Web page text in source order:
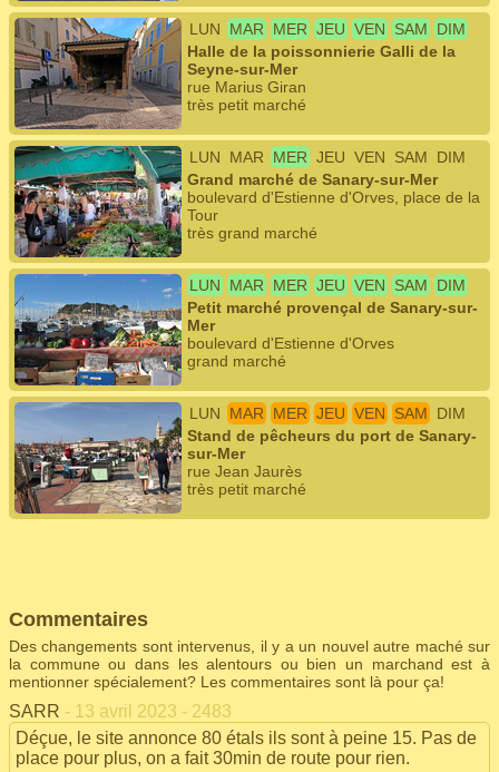
LUN MAR MER JEU VEN SAM
DIM
Halle de la poissonnierie Galli de la
Seyne-sur-Mer
rue Marius Giran
très petit marché
LUN MAR MER JEU VEN SAM
DIM
Grand marché de Sanary-sur-Mer
boulevard d'Estienne d'Orves, place de la
Tour
très grand marché
LUN MAR MER JEU VEN SAM
DIM
Petit marché provençal de Sanary-sur-
Mer
boulevard d'Estienne d'Orves
grand marché
LUN MAR MER JEU VEN SAM
DIM
Stand de pêcheurs du port de Sanary-
sur-Mer
rue Jean Jaurès
très petit marché
Commentaires
Des changements sont intervenus, il y a un nouvel autre maché sur
la commune ou dans les alentours ou bien un marchand est à
mentionner spécialement? Les commentaires sont là pour ça!
SARR - 13 avril 2023 - 2483
Déçue, le site annonce 80 étals ils sont à peine 15. Pas de
place pour plus, on a fait 30min de route pour rien.